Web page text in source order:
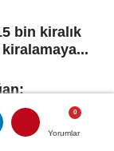
Yorumlar
Yorumlar
bin kiralık